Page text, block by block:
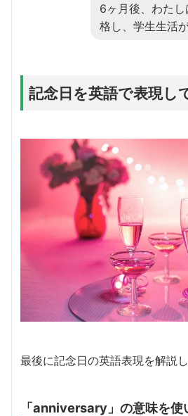
6ヶ月後、わた
格し、学生生活
記念日を英語で表現し
最後に記念日の英語表現を解説し
「anniversary」の意味を使